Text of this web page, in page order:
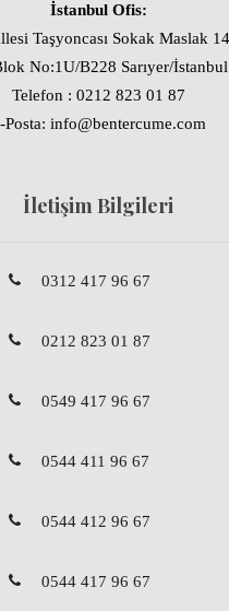
İstanbul Ofis:
Taşyoncası Sokak Maslak
No:1U/B228 Sarıyer/İstanbul
Telefon : 0212 823 01 87
Posta: info@bentercume.com
İletişim Bilgileri
0312 417 96 67
0212 823 01 87
0549 417 96 67
0544 411 96 67
0544 412 96 67
0544 417 96 67